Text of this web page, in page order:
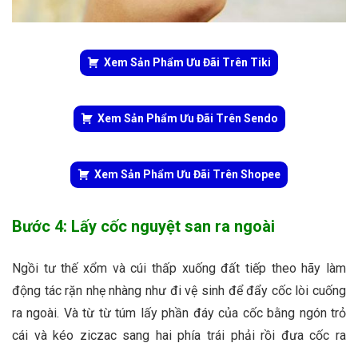
Xem Sản Phẩm Ưu Đãi Trên Tiki
Xem Sản Phẩm Ưu Đãi Trên Sendo
Xem Sản Phẩm Ưu Đãi Trên Shopee
Bước 4: Lấy cốc nguyệt san ra ngoài
Ngồi tư thế xổm và cúi thấp xuống đất tiếp theo hãy làm
động tác rặn nhẹ nhàng như đi vệ sinh để đẩy cốc lòi cuống
ra ngoài. Và từ từ túm lấy phần đáy của cốc bằng ngón trỏ
cái và kéo ziczac sang hai phía trái phải rồi đưa cốc ra